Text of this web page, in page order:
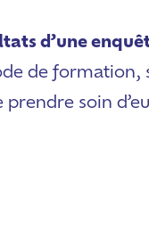
d’une
de formation,
soin